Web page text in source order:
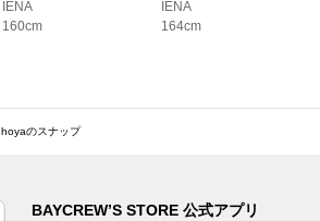
IENA
160cm
IENA
164cm
hoyaのスナップ
BAYCREW’S STORE 公式アプリ